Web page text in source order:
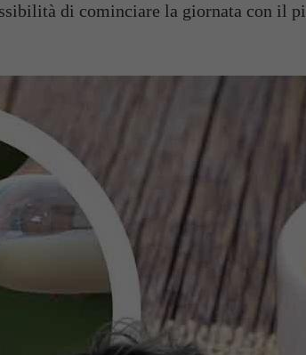
di cominciare la giornata con il